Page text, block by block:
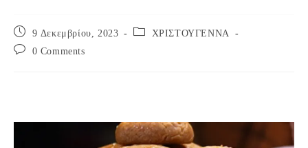
Post
published:
9 Δεκεμβρίου, 2023
Post
ΧΡΙΣΤΟΥΓΕΝΝΑ
Post
0 Comments